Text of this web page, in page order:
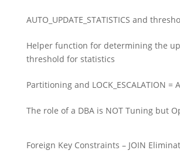
AUTO_UPDATE_STATISTICS and
Helper function for determining the
threshold for statistics
Partitioning and LOCK_ESCALATION =
The role of a DBA is NOT Tuning but
Foreign Key Constraints – JOIN